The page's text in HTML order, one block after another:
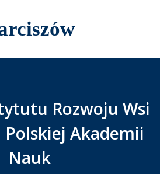
Rozwoju Wsi
Akademii
Nauk